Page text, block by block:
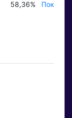
58,36%